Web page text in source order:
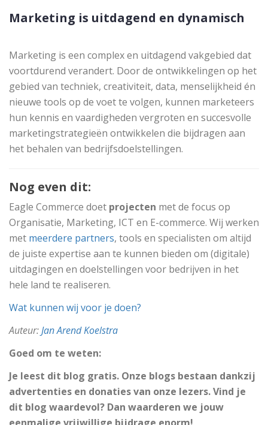
Marketing is uitdagend en dynamisch
Marketing is een complex en uitdagend vakgebied dat
voortdurend verandert. Door de ontwikkelingen op het
gebied van techniek, creativiteit, data, menselijkheid én
nieuwe tools op de voet te volgen, kunnen marketeers
hun kennis en vaardigheden vergroten en succesvolle
marketingstrategieën ontwikkelen die bijdragen aan
het behalen van bedrijfsdoelstellingen.
Nog even dit:
Eagle Commerce doet projecten met de focus op
Organisatie, Marketing, ICT en E-commerce. Wij werken
met meerdere partners, tools en specialisten om altijd
de juiste expertise aan te kunnen bieden om (digitale)
uitdagingen en doelstellingen voor bedrijven in het
hele land te realiseren.
Wat kunnen wij voor je doen?
Auteur:Jan Arend Koelstra
Goed om te weten:
Je leest dit blog gratis. Onze blogs bestaan dankzij
advertenties en donaties van onze lezers. Vind je
dit blog waardevol? Dan waarderen we jouw